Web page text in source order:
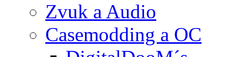
Zvuk a Audio
Casemodding a OC